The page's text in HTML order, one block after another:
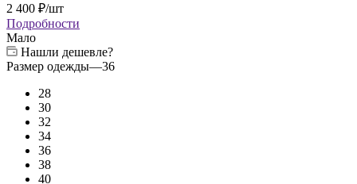
2 400 ₽/шт
Подробности
Мало
Нашли дешевле?
Размер одежды—36
28
30
32
34
36
38
40